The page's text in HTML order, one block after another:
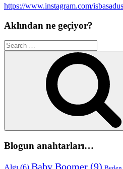
https://www.instagram.com/
Aklından ne geçiyor?
Search
for:
Blogun anahtarları…
Baby Boomer (9)